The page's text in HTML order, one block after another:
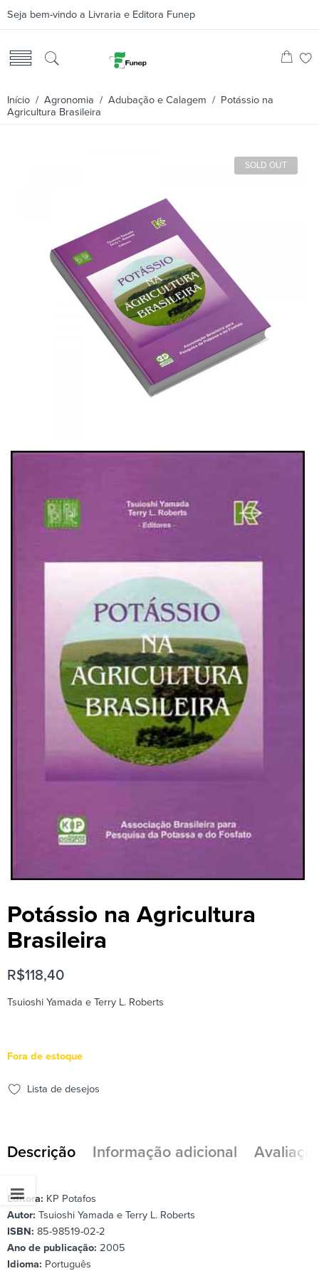
Seja bem-vindo a Livraria e Editora Funep
Início / Agronomia / Adubação e Calagem / Potássio na
Agricultura Brasileira
SOLD OUT
Potássio na Agricultura
Brasileira
R$118,40
Tsuioshi Yamada e Terry L. Roberts
Fora de estoque
Lista de desejos
Descrição Informação adicional
Editora: KP Potafos
Autor: Tsuioshi Yamada e Terry L. Roberts
ISBN: 85-98519-02-2
Ano de publicação: 2005
Idioma: Português